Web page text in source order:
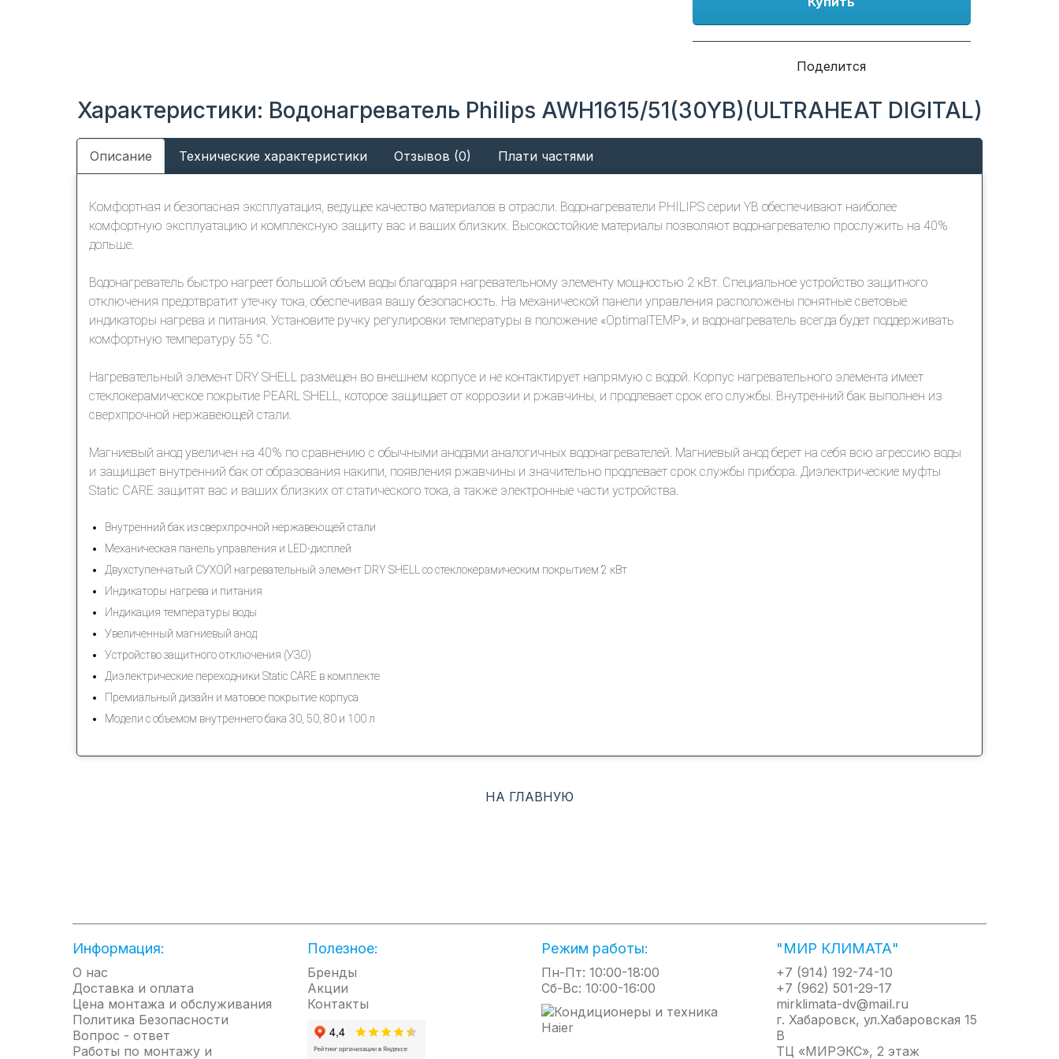
Поделится
Характеристики: Водонагреватель Philips AWH1615/51(30YB)(ULTRAHEAT DIGITAL)
Описание Технические характеристики Отзывов (0) Плати частями
Комфортная и безопасная эксплуатация, ведущее качество материалов в отрасли. Водонагреватели PHILIPS серии YB обеспечивают наиболее
комфортную эксплуатацию и комплексную защиту вас и ваших близких. Высокостойкие материалы позволяют водонагревателю прослужить на 40%
дольше.
Водонагреватель быстро нагреет большой объем воды благодаря нагревательному элементу мощностью 2 кВт. Специальное устройство защитного
отключения предотвратит утечку тока, обеспечивая вашу безопасность. На механической панели управления расположены понятные световые
индикаторы нагрева и питания. Установите ручку регулировки температуры в положение «OptimalTEMP», и водонагреватель всегда будет поддерживать
комфортную температуру 55 °C.
Нагревательный элемент DRY SHELL размещен во внешнем корпусе и не контактирует напрямую с водой. Корпус нагревательного элемента имеет
стеклокерамическое покрытие PEARL SHELL, которое защищает от коррозии и ржавчины, и продлевает срок его службы. Внутренний бак выполнен из
сверхпрочной нержавеющей стали.
Магниевый анод увеличен на 40% по сравнению с обычными анодами аналогичных водонагревателей. Магниевый анод берет на себя всю агрессию воды
и защищает внутренний бак от образования накипи, появления ржавчины и значительно продлевает срок службы прибора. Диэлектрические муфты
Static CARE защитят вас и ваших близких от статического тока, а также электронные части устройства.
Внутренний бак из сверхпрочной нержавеющей стали
Механическая панель управления и LED-дисплей
Двухступенчатый СУХОЙ нагревательный элемент DRY SHELL со стеклокерамическим покрытием 2 кВт
Индикаторы нагрева и питания
Индикация температуры воды
Увеличенный магниевый анод
Устройство защитного отключения (УЗО)
Диэлектрические переходники Static CARE в комплекте
Премиальный дизайн и матовое покрытие корпуса
Модели с объемом внутреннего бака 30, 50, 80 и 100 л
НА ГЛАВНУЮ
Информация:
О нас
Доставка и оплата
Цена монтажа и обслуживания
Политика Безопасности
Вопрос - ответ
Работы по монтажу и
Полезное:
Бренды
Акции
Контакты
Режим работы:
Пн-Пт: 10:00-18:00
Сб-Вс: 10:00-16:00
"МИР КЛИМАТА"
+7 (914) 192-74-10
+7 (962) 501-29-17
mirklimata-dv@mail.ru
г. Хабаровск, ул.Хабаровская 15
В
ТЦ «МИРЭКС», 2 этаж